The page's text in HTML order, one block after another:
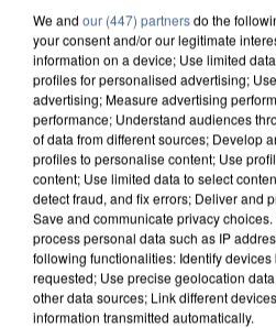
We and our (447) partnersdo the
your consent and/or our legitimate
information on a device; Use limited
profiles for personalised advertising;
advertising; Measure advertising
performance; Understand audiences
of data from different sources; Develop
profiles to personalise content; Use
content; Use limited data to select
detect fraud, and fix errors; Deliver and
Save and communicate privacy
process personal data such as IP
following functionalities: Identify
requested; Use precise geolocation
other data sources; Link different
information transmitted automatically.